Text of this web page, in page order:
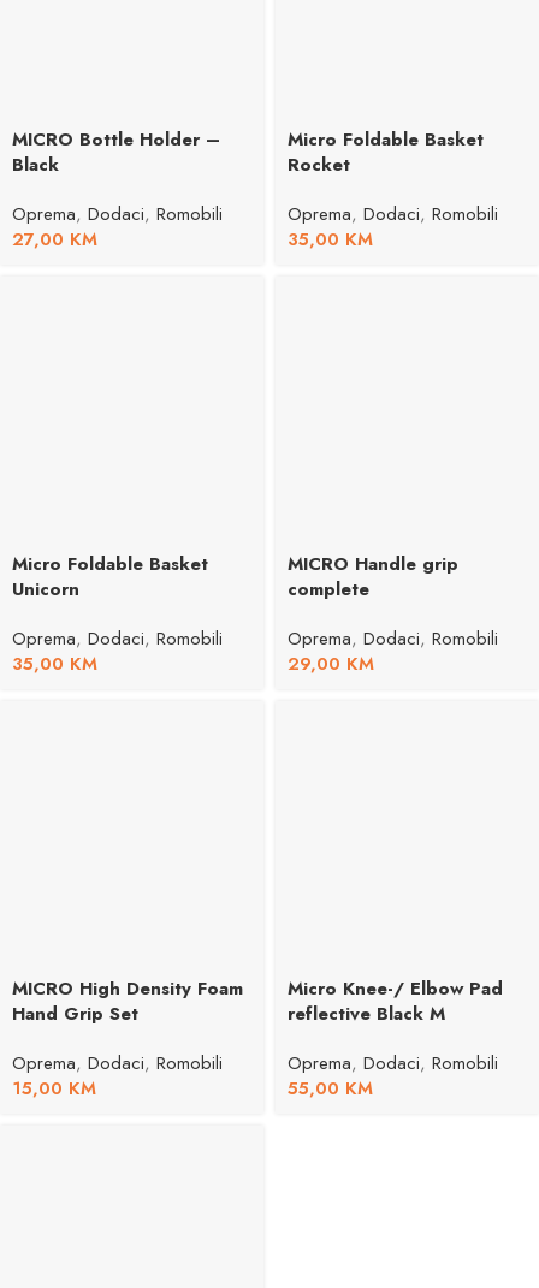
MICRO Bottle Holder –
Black
Oprema, Dodaci, Romobili
27,00 KM
Micro Foldable Basket
Rocket
Oprema, Dodaci, Romobili
35,00 KM
Micro Foldable Basket
Unicorn
Oprema, Dodaci, Romobili
35,00 KM
MICRO Handle grip
complete
Oprema, Dodaci, Romobili
29,00 KM
MICRO High Density Foam
Hand Grip Set
Oprema, Dodaci, Romobili
15,00 KM
Micro Knee-/ Elbow Pad
reflective Black M
Oprema, Dodaci, Romobili
55,00 KM